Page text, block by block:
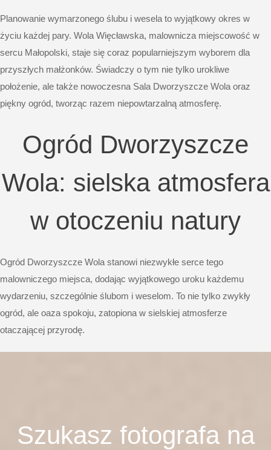
Planowanie wymarzonego ślubu i wesela to wyjątkowy okres w
życiu każdej pary. Wola Więcławska, malownicza miejscowość w
sercu Małopolski, staje się coraz popularniejszym wyborem dla
przyszłych małżonków. Świadczy o tym nie tylko urokliwe
położenie, ale także nowoczesna Sala Dworzyszcze Wola oraz
piękny ogród, tworząc razem niepowtarzalną atmosferę.
Ogród Dworzyszcze
Wola: sielska atmosfera
w otoczeniu natury
Ogród Dworzyszcze Wola stanowi niezwykłe serce tego
malowniczego miejsca, dodając wyjątkowego uroku każdemu
wydarzeniu, szczególnie ślubom i weselom. To nie tylko zwykły
ogród, ale oaza spokoju, zatopiona w sielskiej atmosferze
otaczającej przyrodę.
Szukasz fotografa na